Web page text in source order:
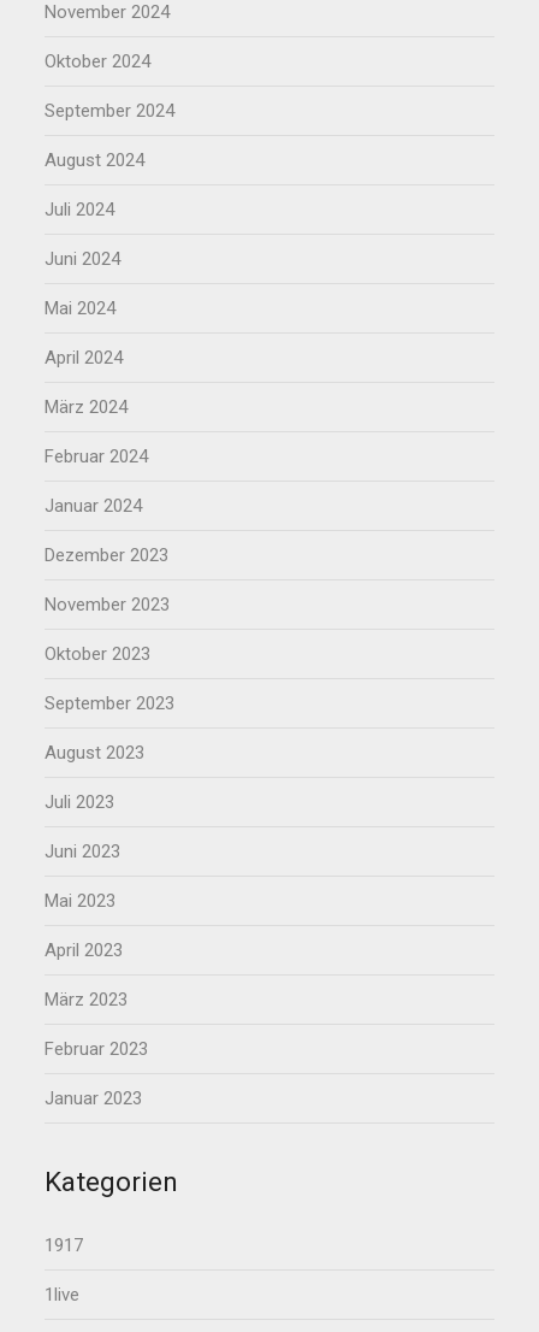
November 2024
Oktober 2024
September 2024
August 2024
Juli 2024
Juni 2024
Mai 2024
April 2024
März 2024
Februar 2024
Januar 2024
Dezember 2023
November 2023
Oktober 2023
September 2023
August 2023
Juli 2023
Juni 2023
Mai 2023
April 2023
März 2023
Februar 2023
Januar 2023
Kategorien
1917
1live